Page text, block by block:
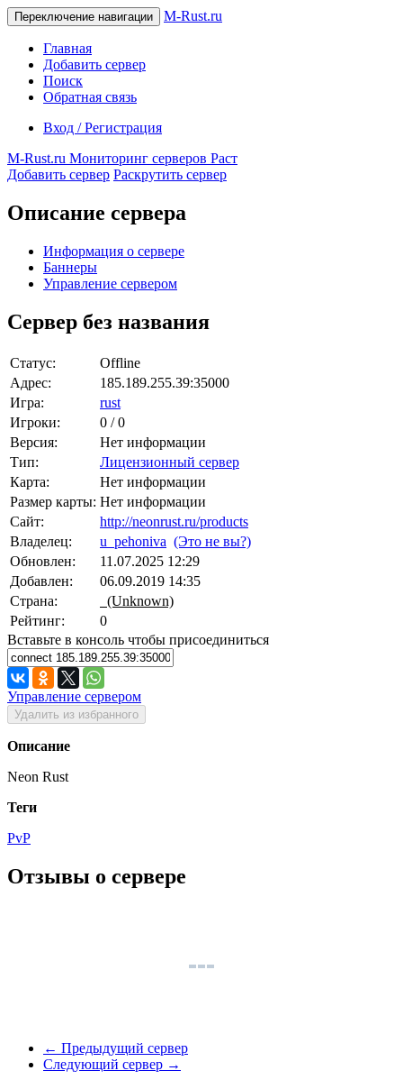
Переключение навигации M-Rust.ru
Главная
Добавить сервер
Поиск
Обратная связь
Вход / Регистрация
M-Rust.ru Мониторинг серверов Раст
Добавить сервер Раскрутить сервер
Описание сервера
Информация о сервере
Баннеры
Управление сервером
Сервер без названия
Статус:
Offline
Адрес:
185.189.255.39:35000
Игра:
rust
Игроки:
0 / 0
Версия:
Нет информации
Тип:
Лицензионный сервер
Карта:
Нет информации
Размер карты: Нет информации
Сайт:
http://neonrust.ru/products
Владелец:
u_pehoniva (Это не вы?)
Обновлен:
11.07.2025 12:29
Добавлен:
06.09.2019 14:35
Страна:
(Unknown)
Рейтинг:
0
Вставьте в консоль чтобы присоединиться
Управление сервером
Удалить из избранного
Описание
Neon Rust
Теги
PvP
Отзывы о сервере
← Предыдущий сервер
Следующий сервер →